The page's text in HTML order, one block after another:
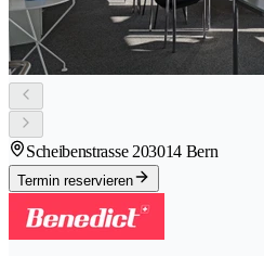
Scheibenstrasse 203014 Bern
Termin reservieren